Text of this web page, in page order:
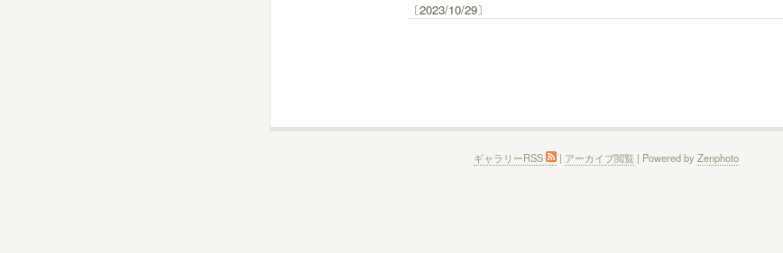
〔2023/10/29〕
ギャラリーRSS | アーカイブ閲覧 | Powered by Zenphoto